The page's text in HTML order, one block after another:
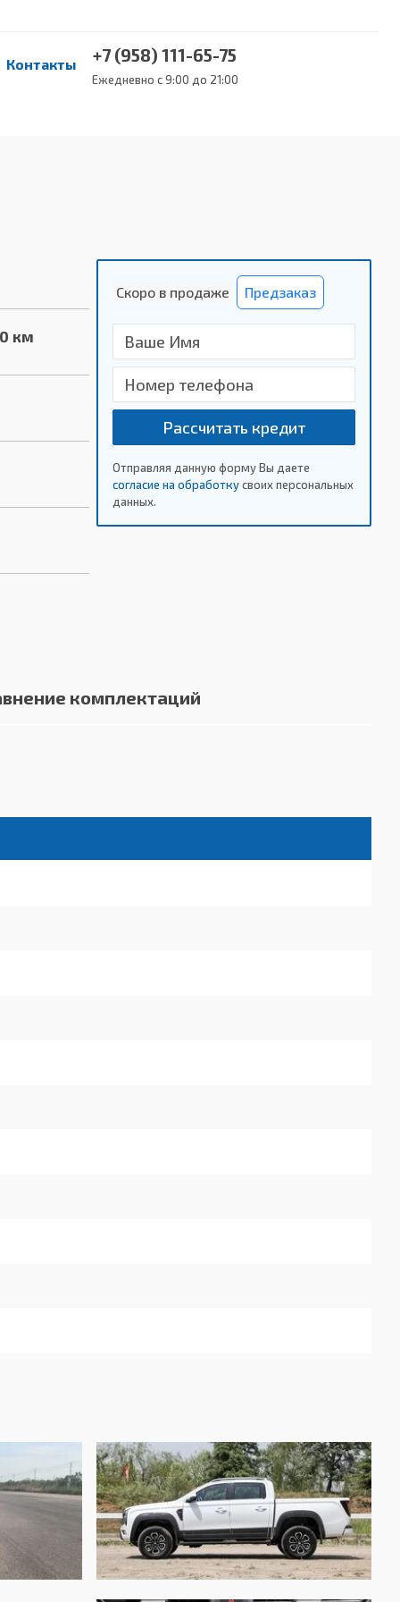
Контакты +7 (958) 111-65-75
Ежедневно с 9:00 до 21:00
км
Скоро в продаже Предзаказ
Рассчитать кредит
Отправляя данную форму Вы даете
согласие на обработкусвоих персональных
данных.
комплектаций